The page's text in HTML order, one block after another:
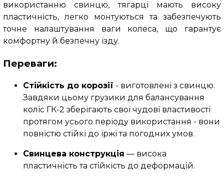
використанню свинцю, тягарці мають високу
пластичність, легко монтуються та забезпечують
точне налаштування ваги колеса, що гарантує
комфортну й безпечну їзду.
Переваги:
Стійкість до корозії - виготовлені з свинцю.
Завдяки цьому грузики для балансування
коліс ГК-2 зберігають свої чудові властивості
протягом усього періоду використання - вони
повністю стійкі до іржі та погодних умов.
Свинцева конструкція — висока
пластичність та стійкість до деформацій.